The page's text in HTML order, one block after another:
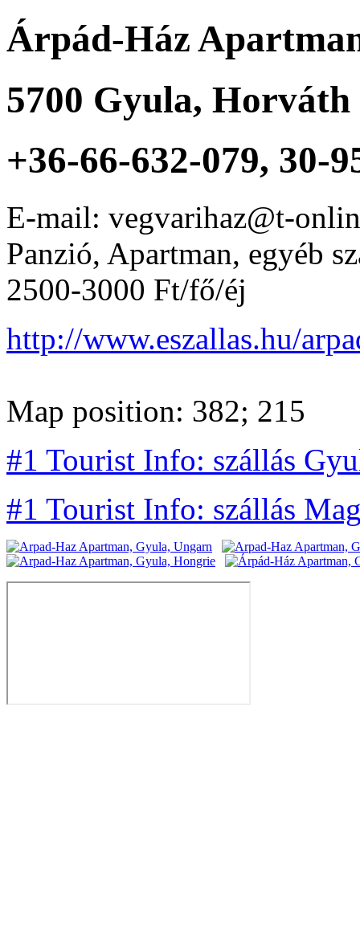
Árpád-Ház
5700 Gyula, Horváth
+36-66-632-079, 30-
E-mail: vegvarihaz@t-
Panzió, Apartman, egyéb
2500-3000 Ft/fő/éj
http://www.eszallas.hu/
Map position: 382; 215
#1 Tourist Info: szállás
#1 Tourist Info: szállás